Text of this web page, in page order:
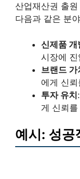
산업재산권 출
다음과 같은 분
신제품 개
시장에 진
브랜드 가
에게 신
투자 유치
게 신뢰
예시: 성공